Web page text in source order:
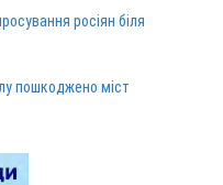
росіян біля
пошкоджено міст